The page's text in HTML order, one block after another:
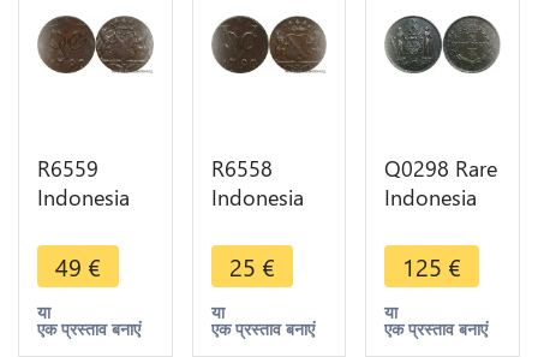
R6559
Indonesia
East Indies
Duit 1790
VOC Star
AU -> Make
49 €
या
एक प्रस्ताव बनाएं
R6558
Indonesia
East Indies
Duit 1790
VOC Star ->
Make offer
25 €
या
एक प्रस्ताव बनाएं
Q0298 Rare
Indonesia
North
Borneo 1
Cent 1891
H Heaton
125 €
या
एक प्रस्ताव बनाएं